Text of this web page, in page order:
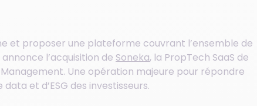
et proposer une plateforme couvrant l’ensemble de
l’acquisition de Soneka, la PropTech SaaS de
Une opération majeure pour répondre
et d’ESG des investisseurs.